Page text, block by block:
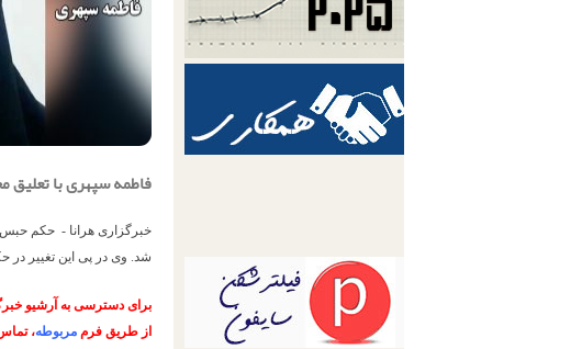
فاطمه سپهری با
شد. وی در پی این تغییر در
برای دسترسی به آرشیو
از طریق فرم مربوطه،